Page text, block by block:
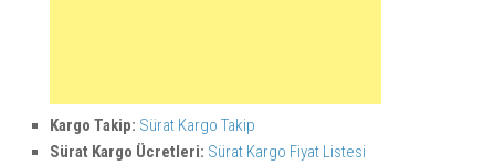
Kargo Takip: Sürat Kargo Takip
Sürat Kargo Ücretleri: Sürat Kargo Fiyat Listesi